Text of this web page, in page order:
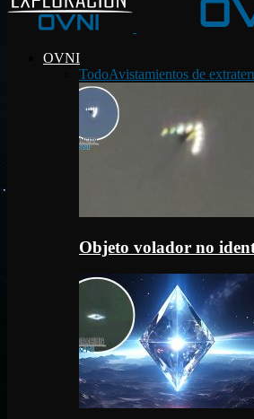
OVNI
TodoAvistamientos de
Objeto volador no